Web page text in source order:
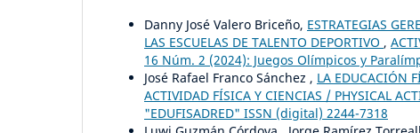
Danny José Valero Briceño, ESTRATEGIAS
LAS ESCUELAS DE TALENTO DEPORTIVO ,
16 Núm. 2 (2024): Juegos Olímpicos y
José Rafael Franco Sánchez , LA EDUCACIÓN
ACTIVIDAD FÍSICA Y CIENCIAS / PHYSICAL
"EDUFISADRED" ISSN (digital) 2244-7318